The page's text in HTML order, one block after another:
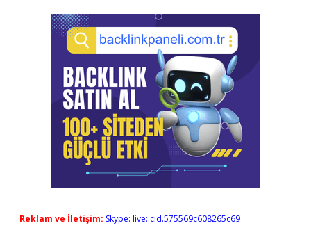
Reklam ve İletişim: Skype: live:.cid.575569c608265c69